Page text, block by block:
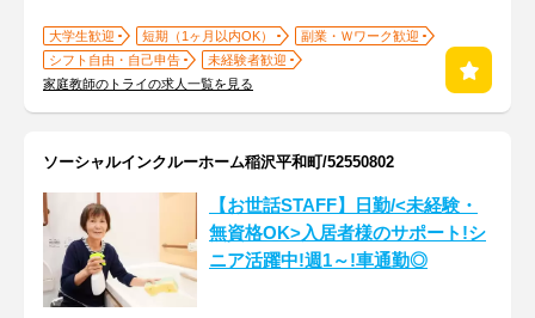
大学生歓迎 短期（1ヶ月以内OK）
副業・Ｗワーク歓迎
シフト自由・自己申告
未経験者歓迎
家庭教師のトライの求人一覧を見る
ソーシャルインクルーホーム稲沢平和町/52550802
【お世話STAFF】日勤/<未経験・
無資格OK>入居者様のサポート!シ
ニア活躍中!週1～!車通勤◎